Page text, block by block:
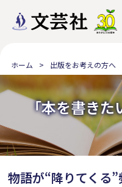
ホーム 出版をお考えの方へ
「本を書き
物語が“降りてくる